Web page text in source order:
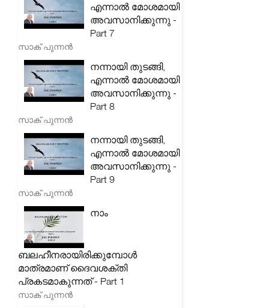
എന്നാൽ മോശമായി
അവസാനിക്കുന്നു -
Part 7
സാക് പുന്നൻ
നന്നായി തുടങ്ങി,
എന്നാൽ മോശമായി
അവസാനിക്കുന്നു -
Part 8
സാക് പുന്നൻ
നന്നായി തുടങ്ങി,
എന്നാൽ മോശമായി
അവസാനിക്കുന്നു -
Part 9
സാക് പുന്നൻ
നാം
ബലഹീനരായിരിക്കുമ്പോൾ
മാത്രമാണ് ദൈവശക്തി
പ്രകടമാകുന്നത് - Part 1
സാക് പുന്നൻ